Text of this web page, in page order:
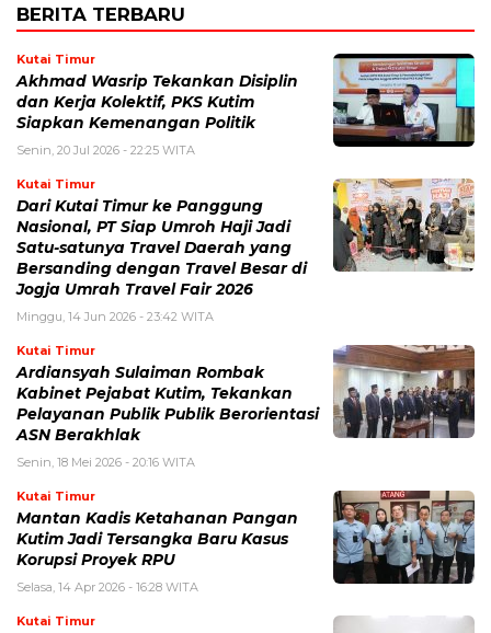
BERITA TERBARU
Kutai Timur
Akhmad Wasrip Tekankan Disiplin
dan Kerja Kolektif, PKS Kutim
Siapkan Kemenangan Politik
Senin, 20 Jul 2026 - 22:25 WITA
Kutai Timur
Dari Kutai Timur ke Panggung
Nasional, PT Siap Umroh Haji Jadi
Satu-satunya Travel Daerah yang
Bersanding dengan Travel Besar di
Jogja Umrah Travel Fair 2026
Minggu, 14 Jun 2026 - 23:42 WITA
Kutai Timur
Ardiansyah Sulaiman Rombak
Kabinet Pejabat Kutim, Tekankan
Pelayanan Publik Publik Berorientasi
ASN Berakhlak
Senin, 18 Mei 2026 - 20:16 WITA
Kutai Timur
Mantan Kadis Ketahanan Pangan
Kutim Jadi Tersangka Baru Kasus
Korupsi Proyek RPU
Selasa, 14 Apr 2026 - 16:28 WITA
Kutai Timur